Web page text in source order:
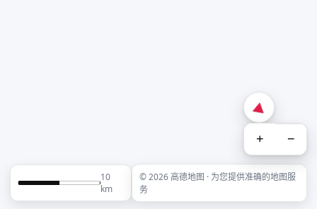
+ −
10
km
© 2026 高德地图 · 为您提供准确的地图服
务